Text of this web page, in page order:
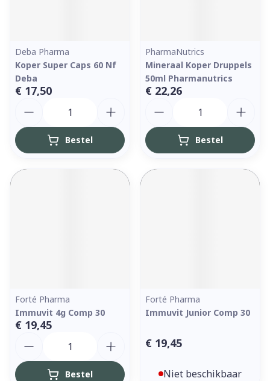
Deba Pharma
Koper Super Caps 60 Nf
Deba
€ 17,50
Bestel
PharmaNutrics
Mineraal Koper Druppels
50ml Pharmanutrics
€ 22,26
Bestel
Forté Pharma
Immuvit 4g Comp 30
€ 19,45
Bestel
Forté Pharma
Immuvit Junior Comp 30
€ 19,45
Niet beschikbaar